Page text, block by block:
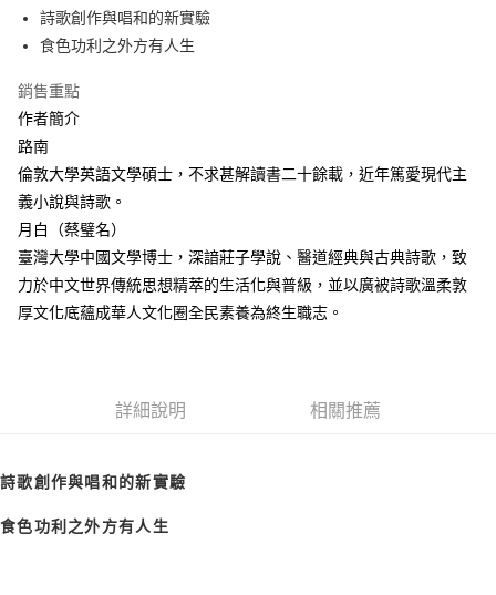
付款後全家取貨
每筆NT$60，滿NT$499(含以上)免運費
付款後7-11取貨
每筆NT$60，滿NT$499(含以上)免運費
宅配
每筆NT$100，滿NT$499(含以上)免運費
詩歌創作與唱和的新實驗
食色功利之外方有人生
銷售重點
作者簡介
路南
倫敦大學英語文學碩士，不求甚解讀書二十餘載，近年篤愛現代主
義小說與詩歌。
月白（蔡璧名）
臺灣大學中國文學博士，深諳莊子學說、醫道經典與古典詩歌，致
力於中文世界傳統思想精萃的生活化與普級，並以廣被詩歌溫柔敦
厚文化底蘊成華人文化圈全民素養為終生職志。
詳細說明 相關推薦
詩歌創作與唱和的新實驗
食色功利之外方有人生